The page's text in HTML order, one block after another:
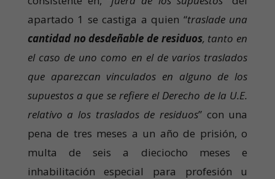
apartado 1 se castiga a quien “traslade una
cantidad no desdeñable de residuos, tanto en
el caso de uno como en el de varios traslados
que aparezcan vinculados en alguno de los
supuestos a que se refiere el Derecho de la U.E.
relativo a los traslados de residuos” con una
pena de tres meses a un año de prisión, o
multa de seis a dieciocho meses e
inhabilitación especial para profesión u